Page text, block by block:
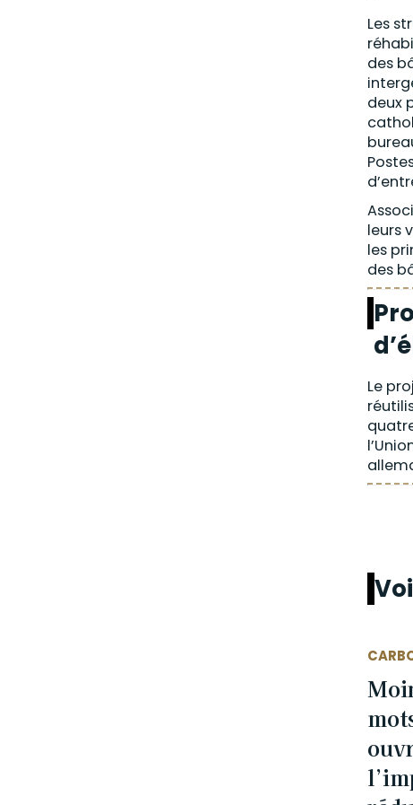
Les
des
deux
leurs
les
des
Le